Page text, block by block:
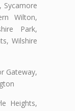
Sycamore
Wilton,
Park,
Wilshire
Gateway,
Heights,